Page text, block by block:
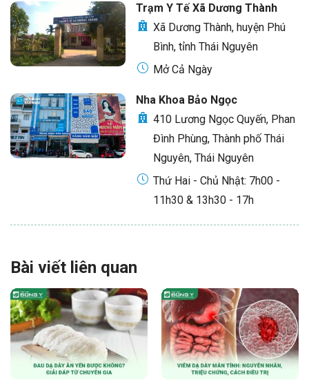
Trạm Y Tế Xã Dương Thành
Xã Dương Thành, huyện Phú
Bình, tỉnh Thái Nguyên
Mở Cả Ngày
Nha Khoa Bảo Ngọc
410 Lương Ngọc Quyến, Phan
Đình Phùng, Thành phố Thái
Nguyên, Thái Nguyên
Thứ Hai - Chủ Nhật: 7h00 -
11h30 & 13h30 - 17h
Bài viết liên quan